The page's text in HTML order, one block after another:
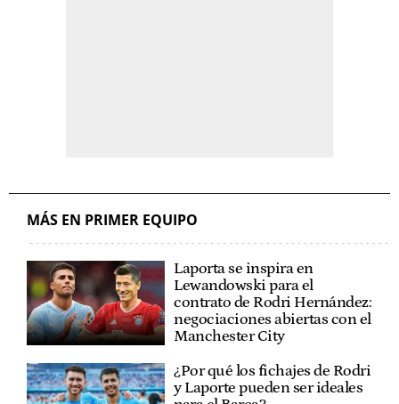
MÁS EN PRIMER EQUIPO
Laporta se inspira en
Lewandowski para el
contrato de Rodri Hernández:
negociaciones abiertas con el
Manchester City
¿Por qué los fichajes de Rodri
y Laporte pueden ser ideales